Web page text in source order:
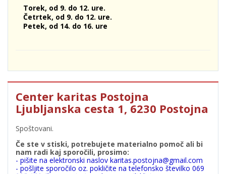
Torek, od 9. do 12. ure.
Četrtek, od 9. do 12. ure.
Petek, od 14. do 16. ure
Center karitas Postojna
Ljubljanska cesta 1, 6230 Postojna
Spoštovani.
Če ste v stiski, potrebujete materialno pomoč ali bi
nam radi kaj sporočili, prosimo:
- pišite na elektronski naslov karitas.postojna@gmail.com
- pošljite sporočilo oz. pokličite na telefonsko številko 069